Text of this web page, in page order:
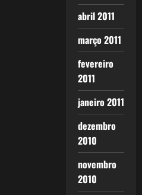
abril 2011
março 2011
fevereiro
2011
janeiro 2011
dezembro
2010
novembro
2010